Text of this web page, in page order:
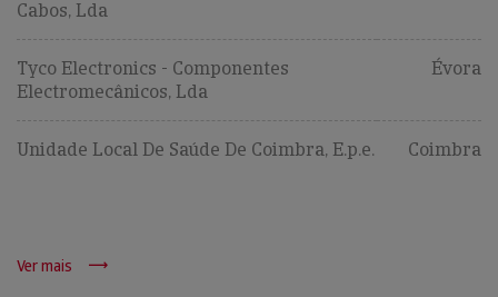
Cabos, Lda
Tyco Electronics - Componentes
Electromecânicos, Lda
Évora
Unidade Local De Saúde De Coimbra, E.p.e. Coimbra
Ver mais